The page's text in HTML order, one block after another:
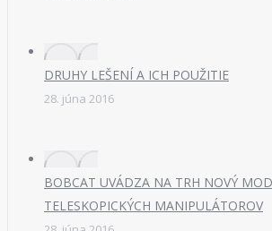
DRUHY LEŠENÍ A ICH POUŽITIE
28. júna 2016
BOBCAT UVÁDZA NA TRH NOVÝ
TELESKOPICKÝCH MANIPULÁTOROV